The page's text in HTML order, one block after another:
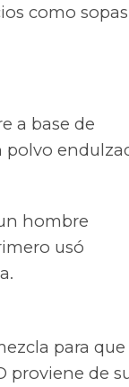
como sopas
a base de
polvo
hombre
usó
para que
proviene de